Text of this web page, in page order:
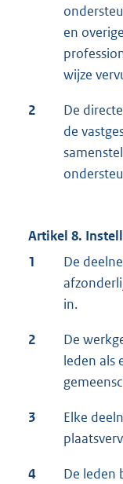
en
wijze
2
De
de
Artikel 8.
1
De
in.
2
De
leden als
3
Elke
4
De leden